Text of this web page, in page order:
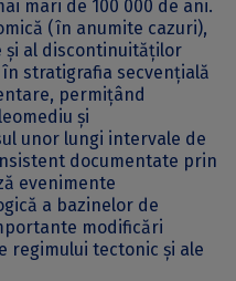
mari de 100 000 de ani.
(în anumite cazuri),
și al discontinuităților
stratigrafia secvențială
permițând
și
unor lungi intervale de
documentate prin
evenimente
a bazinelor de
modificări
regimului tectonic și ale